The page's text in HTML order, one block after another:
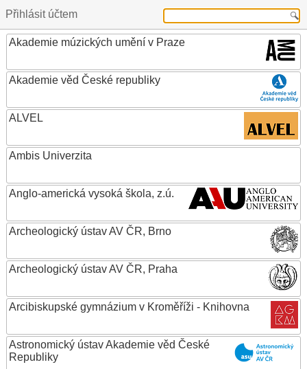
Přihlásit účtem
Akademie múzických umění v Praze
Akademie věd České republiky
ALVEL
Ambis Univerzita
Anglo-americká vysoká škola, z.ú.
Archeologický ústav AV ČR, Brno
Archeologický ústav AV ČR, Praha
Arcibiskupské gymnázium v Kroměříži - Knihovna
Astronomický ústav Akademie věd České
Republiky